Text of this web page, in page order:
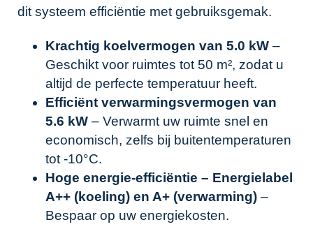
dit systeem efficiëntie met gebruiksgemak.
Krachtig koelvermogen van 5.0 kW –
Geschikt voor ruimtes tot 50 m², zodat u
altijd de perfecte temperatuur heeft.
Efficiënt verwarmingsvermogen van
5.6 kW – Verwarmt uw ruimte snel en
economisch, zelfs bij buitentemperaturen
tot -10°C.
Hoge energie-efficiëntie – Energielabel
A++ (koeling) en A+ (verwarming) –
Bespaar op uw energiekosten.